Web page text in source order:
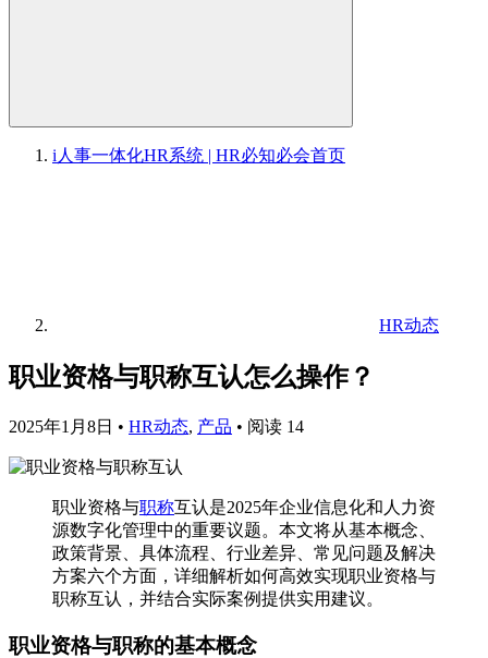
i人事一体化HR系统 | HR必知必会首页
HR动态
职业资格与职称互认怎么操作？
2025年1月8日 • HR动态, 产品 • 阅读 14
职业资格与职称互认是2025年企业信息化和人力资
源数字化管理中的重要议题。本文将从基本概念、
政策背景、具体流程、行业差异、常见问题及解决
方案六个方面，详细解析如何高效实现职业资格与
职称互认，并结合实际案例提供实用建议。
职业资格与职称的基本概念